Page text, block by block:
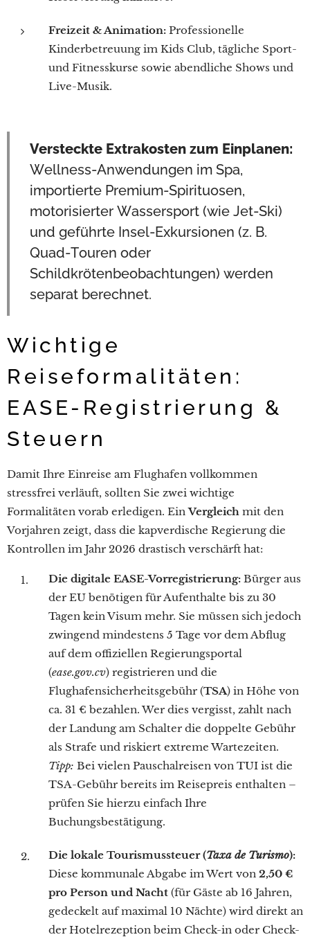
Freizeit & Animation: Professionelle
Kinderbetreuung im Kids Club, tägliche Sport-
und Fitnesskurse sowie abendliche Shows und
Live-Musik.
Versteckte Extrakosten zum Einplanen:
Wellness-Anwendungen im Spa,
importierte Premium-Spirituosen,
motorisierter Wassersport (wie Jet-Ski)
und geführte Insel-Exkursionen (z. B.
Quad-Touren oder
Schildkrötenbeobachtungen) werden
separat berechnet.
Wichtige
Reiseformalitäten:
EASE-Registrierung &
Steuern
Damit Ihre Einreise am Flughafen vollkommen
stressfrei verläuft, sollten Sie zwei wichtige
Formalitäten vorab erledigen. EinVergleich mit den
Vorjahren zeigt, dass die kapverdische Regierung die
Kontrollen im Jahr 2026 drastisch verschärft hat:
Die digitale EASE-Vorregistrierung: Bürger aus
der EU benötigen für Aufenthalte bis zu 30
Tagen kein Visum mehr. Sie müssen sich jedoch
zwingend mindestens 5 Tage vor dem Abflug
auf dem offiziellen Regierungsportal
(ease.gov.cv) registrieren und die
Flughafensicherheitsgebühr (TSA) in Höhe von
ca. 31 € bezahlen. Wer dies vergisst, zahlt nach
der Landung am Schalter die doppelte Gebühr
als Strafe und riskiert extreme Wartezeiten.
Tipp: Bei vielen Pauschalreisen von TUI ist die
TSA-Gebühr bereits im Reisepreis enthalten –
prüfen Sie hierzu einfach Ihre
Buchungsbestätigung.
Die lokale Tourismussteuer (Taxa de Turismo):
Diese kommunale Abgabe im Wert von 2,50 €
pro Person und Nacht (für Gäste ab 16 Jahren,
gedeckelt auf maximal 10 Nächte) wird direkt an
der Hotelrezeption beim Check-in oder Check-